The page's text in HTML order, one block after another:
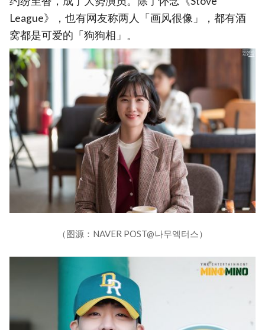
League》，也有网友称两人「画风很像」，都有酒
窝都是可爱的「狗狗相」。
（图源：NAVER POST@나무엑터스）